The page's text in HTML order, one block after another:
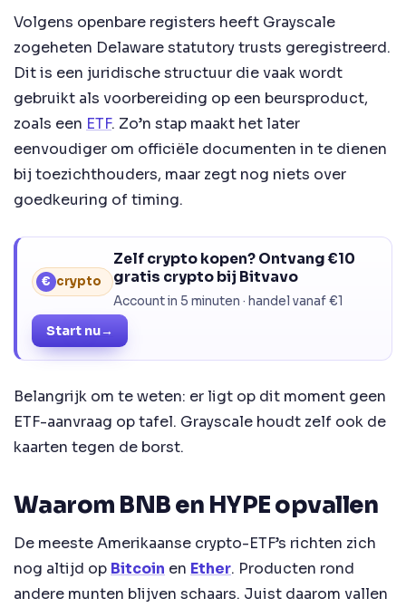
Volgens openbare registers heeft Grayscale
zogeheten Delaware statutory trusts geregistreerd.
Dit is een juridische structuur die vaak wordt
gebruikt als voorbereiding op een beursproduct,
zoals een ETF. Zo’n stap maakt het later
eenvoudiger om officiële documenten in te dienen
bij toezichthouders, maar zegt nog niets over
goedkeuring of timing.
€ crypto
Zelf crypto kopen? Ontvang €10
gratis crypto bij Bitvavo
Account in 5 minuten · handel vanaf €1
Start nu→
Belangrijk om te weten: er ligt op dit moment geen
ETF-aanvraag op tafel. Grayscale houdt zelf ook de
kaarten tegen de borst.
Waarom BNB en HYPE opvallen
De meeste Amerikaanse crypto-ETF’s richten zich
nog altijd op Bitcoin en Ether. Producten rond
andere munten blijven schaars. Juist daarom vallen